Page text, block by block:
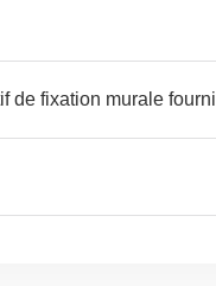
de fixation murale fourni